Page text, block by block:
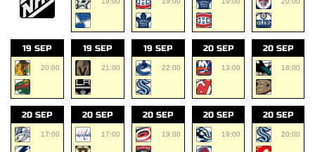
19 SEP
20:00
19 SEP
21:00
19 SEP
22:00
20 SEP
13:00
20 SEP
16:00
20 SEP
17:00
20 SEP
17:00
20 SEP
19:00
20 SEP
19:00
20 SEP
20:00